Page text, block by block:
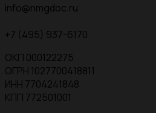
info@nmgdoc.ru
+7 (495) 937-6170
ОКП 000122275
ОГРН 1027700418811
ИНН 7704241848
КПП 772501001